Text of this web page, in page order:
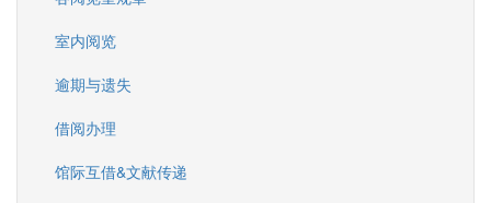
室内阅览
逾期与遗失
借阅办理
馆际互借&文献传递